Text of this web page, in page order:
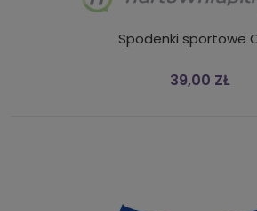
Spodenki sportowe
39,00 ZŁ